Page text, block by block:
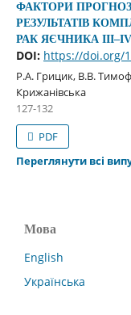
ФАКТОРИ
РЕЗУЛЬТАТІВ
РАК ЯЄЧНИКА
DOI: https://doi.org/
Р.А. Грицик, В.В.
Крижанівська
127-132
PDF
Переглянути всі
Мова
English
Українська